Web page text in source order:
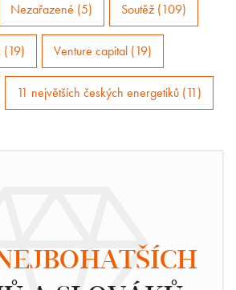
Nezařazené (5) Soutěž (109)
(19) Venture capital (19)
11 největších českých energetiků (11)